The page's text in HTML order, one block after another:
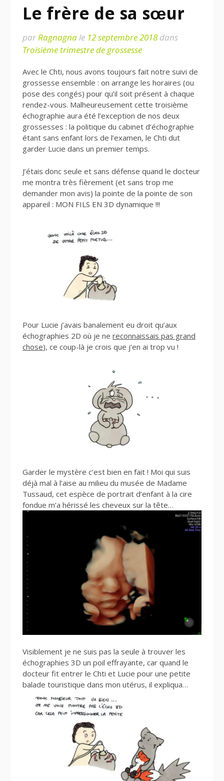
Le frère de sa sœur
parRagnagnale 12 septembre 2018dans
Troisième trimestre de grossesse
Avec le Chti, nous avons toujours fait notre suivi de
grossesse ensemble : on arrange les horaires (ou
pose des congés) pour qu’il soit présent à chaque
rendez-vous. Malheureusement cette troisième
échographie aura été l’exception de nos deux
grossesses : la politique du cabinet d’échographie
étant sans enfant lors de l’examen, le Chti dut
garder Lucie dans un premier temps.
J’étais donc seule et sans défense quand le docteur
me montra très fièrement (et sans trop me
demander mon avis) la pointe de la pointe de son
appareil : MON FILS EN 3D dynamique !!!
Pour Lucie j’avais banalement eu droit qu’aux
échographies 2D où je ne reconnaissais pas grand
chose), ce coup-là je crois que j’en ai trop vu !
Garder le mystère c’est bien en fait ! Moi qui suis
déjà mal à l’aise au milieu du musée de Madame
Tussaud, cet espèce de portrait d’enfant à la cire
fondue m’a hérissé les cheveux sur la tête…
Visiblement je ne suis pas la seule à trouver les
échographies 3D un poil effrayante, car quand le
docteur fit entrer le Chti et Lucie pour une petite
balade touristique dans mon utérus, il expliqua…